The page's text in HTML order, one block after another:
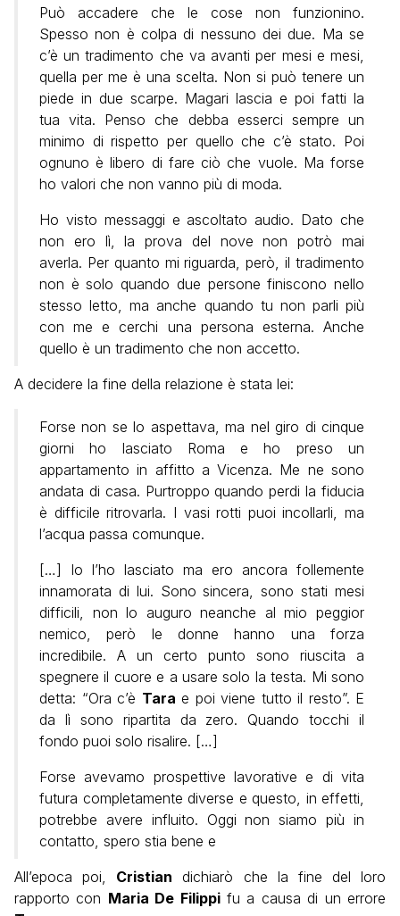
Può accadere che le cose non funzionino.
Spesso non è colpa di nessuno dei due. Ma se
c’è un tradimento che va avanti per mesi e mesi,
quella per me è una scelta. Non si può tenere un
piede in due scarpe. Magari lascia e poi fatti la
tua vita. Penso che debba esserci sempre un
minimo di rispetto per quello che c’è stato. Poi
ognuno è libero di fare ciò che vuole. Ma forse
ho valori che non vanno più di moda.
Ho visto messaggi e ascoltato audio. Dato che
non ero lì, la prova del nove non potrò mai
averla. Per quanto mi riguarda, però, il tradimento
non è solo quando due persone finiscono nello
stesso letto, ma anche quando tu non parli più
con me e cerchi una persona esterna. Anche
quello è un tradimento che non accetto.
A decidere la fine della relazione è stata lei:
Forse non se lo aspettava, ma nel giro di cinque
giorni ho lasciato Roma e ho preso un
appartamento in affitto a Vicenza. Me ne sono
andata di casa. Purtroppo quando perdi la fiducia
è difficile ritrovarla. I vasi rotti puoi incollarli, ma
l’acqua passa comunque.
[…] Io l’ho lasciato ma ero ancora follemente
innamorata di lui. Sono sincera, sono stati mesi
difficili, non lo auguro neanche al mio peggior
nemico, però le donne hanno una forza
incredibile. A un certo punto sono riuscita a
spegnere il cuore e a usare solo la testa. Mi sono
detta: “Ora c’è Tara e poi viene tutto il resto”. E
da lì sono ripartita da zero. Quando tocchi il
fondo puoi solo risalire. […]
Forse avevamo prospettive lavorative e di vita
futura completamente diverse e questo, in effetti,
potrebbe avere influito. Oggi non siamo più in
contatto, spero stia bene e
All’epoca poi, Cristian dichiarò che la fine del loro
rapporto con Maria De Filippifu a causa di un errore